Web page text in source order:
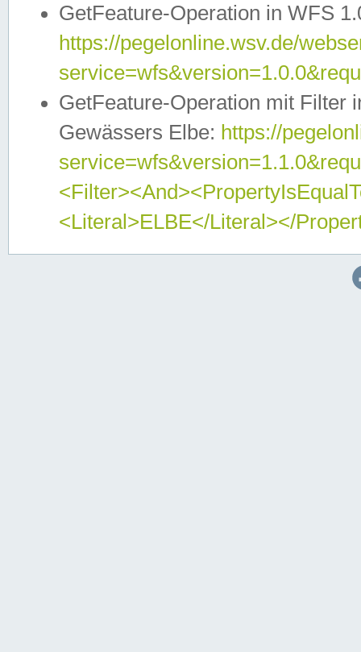
GetFeature-Operation in WFS
https://pegelonline.wsv.de/
GetFeature-Operation mit Filter
Gewässers Elbe: https://
<Literal>ELBE</Literal></